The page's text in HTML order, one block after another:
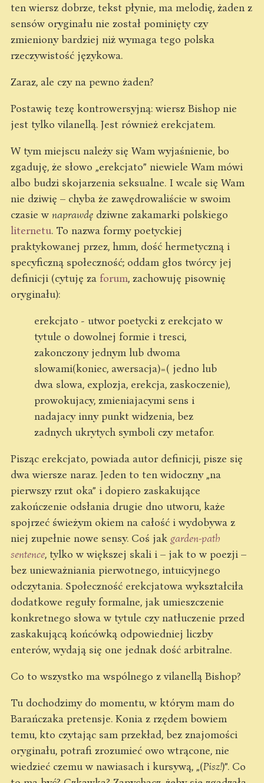
ten wiersz dobrze, tekst płynie, ma melodię, żaden z
sensów oryginału nie został pominięty czy
zmieniony bardziej niż wymaga tego polska
rzeczywistość językowa.
Zaraz, ale czy na pewno żaden?
Postawię tezę kontrowersyjną: wiersz Bishop nie
jest tylko vilanellą. Jest również erekcjatem.
W tym miejscu należy się Wam wyjaśnienie, bo
zgaduję, że słowo „erekcjato” niewiele Wam mówi
albo budzi skojarzenia seksualne. I wcale się Wam
nie dziwię – chyba że zawędrowaliście w swoim
czasie w naprawdę dziwne zakamarki polskiego
liternetu. To nazwa formy poetyckiej
praktykowanej przez, hmm, dość hermetyczną i
specyficzną społeczność; oddam głos twórcy jej
definicji (cytuję za forum, zachowuję pisownię
oryginału):
erekcjato - utwor poetycki z erekcjato w
tytule o dowolnej formie i tresci,
zakonczony jednym lub dwoma
slowami(koniec, awersacja)=( jedno lub
dwa slowa, explozja, erekcja, zaskoczenie),
prowokujacy, zmieniajacymi sens i
nadajacy inny punkt widzenia, bez
zadnych ukrytych symboli czy metafor.
Pisząc erekcjato, powiada autor definicji, pisze się
dwa wiersze naraz. Jeden to ten widoczny „na
pierwszy rzut oka” i dopiero zaskakujące
zakończenie odsłania drugie dno utworu, każe
spojrzeć świeżym okiem na całość i wydobywa z
niej zupełnie nowe sensy. Coś jak garden-path
sentence, tylko w większej skali i – jak to w poezji –
bez unieważniania pierwotnego, intuicyjnego
odczytania. Społeczność erekcjatowa wykształciła
dodatkowe reguły formalne, jak umieszczenie
konkretnego słowa w tytule czy natłuczenie przed
zaskakującą końcówką odpowiedniej liczby
enterów, wydają się one jednak dość arbitralne.
Co to wszystko ma wspólnego z vilanellą Bishop?
Tu dochodzimy do momentu, w którym mam do
Barańczaka pretensje. Konia z rzędem bowiem
temu, kto czytając sam przekład, bez znajomości
oryginału, potrafi zrozumieć owo wtrącone, nie
wiedzieć czemu w nawiasach i kursywą, „(Pisz!)”. Co